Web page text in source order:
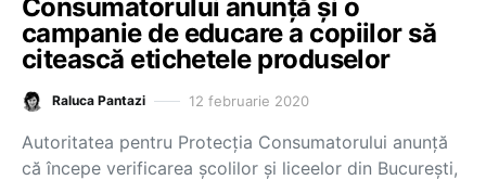
Consumatorului anunță și o
campanie de educare a copiilor să
citească etichetele produselor
Raluca Pantazi 12 februarie 2020
Autoritatea pentru Protecția Consumatorului anunță
că începe verificarea școlilor și liceelor din București,